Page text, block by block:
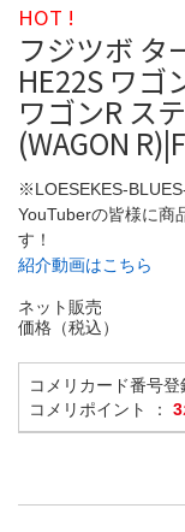
HOT !
フジツボ タ
HE22S ワゴ
ワゴンR ス
(WAGON
※LOESEKES-
YouTuberの皆様に商
す！
紹介動画はこちら
ネット販売
価格（税込）
コメリカード番号
コメリポイント ：